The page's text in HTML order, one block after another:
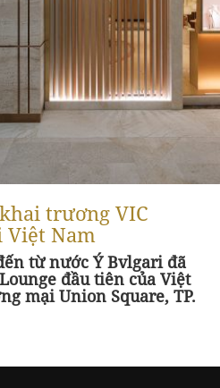
trương VIC
Việt Nam
từ nước Ý Bvlgari đã
đầu tiên của Việt
mại Union Square, TP.